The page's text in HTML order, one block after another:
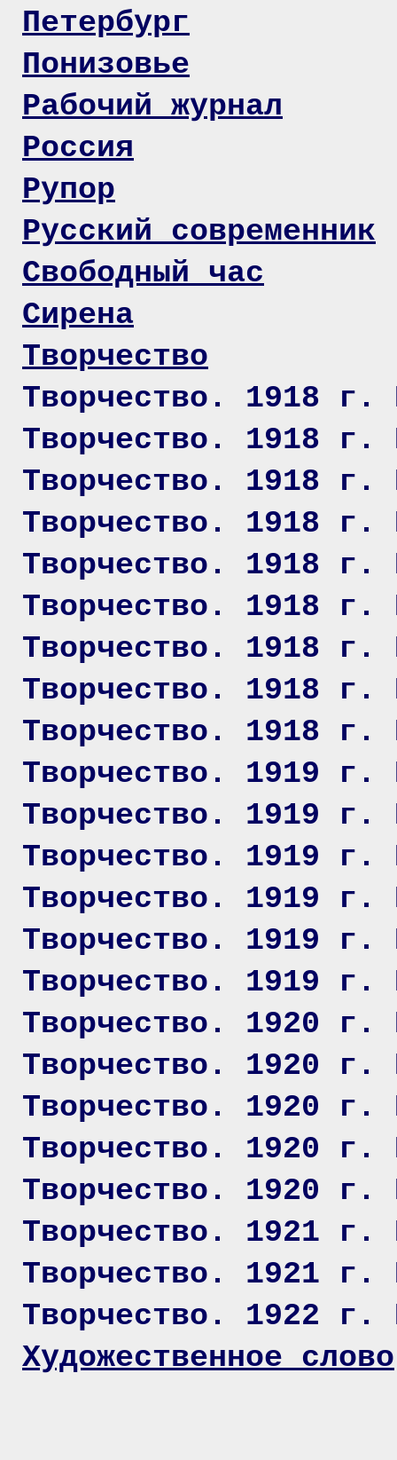
Петербург
Понизовье
Рабочий журнал
Россия
Рупор
Русский современник
Свободный час
Сирена
Творчество
Творчество. 1918 г.
Творчество. 1918 г.
Творчество. 1918 г.
Творчество. 1918 г.
Творчество. 1918 г.
Творчество. 1918 г.
Творчество. 1918 г.
Творчество. 1918 г.
Творчество. 1918 г.
Творчество. 1919 г.
Творчество. 1919 г.
Творчество. 1919 г.
Творчество. 1919 г.
Творчество. 1919 г.
Творчество. 1919 г.
Творчество. 1920 г.
Творчество. 1920 г.
Творчество. 1920 г.
Творчество. 1920 г.
Творчество. 1920 г.
Творчество. 1921 г.
Творчество. 1921 г.
Творчество. 1922 г.
Художественное слово